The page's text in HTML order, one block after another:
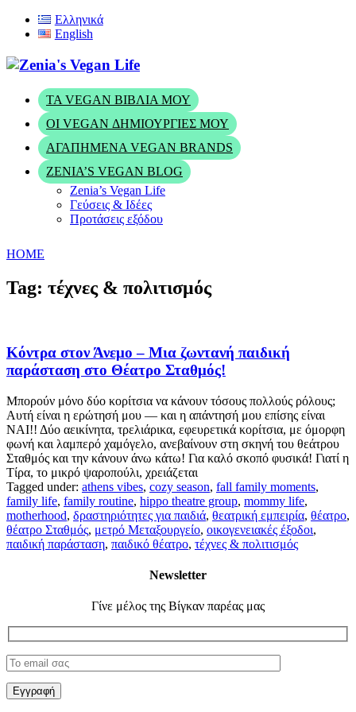
Ελληνικά
English
ΤΑ VEGAN ΒΙΒΛΊΑ ΜΟΥ
ΟΙ VEGAN ΔΗΜΙΟΥΡΓΊΕΣ ΜΟΥ
ΑΓΑΠΗΜΈΝΑ VEGAN BRANDS
ZENIA’S VEGAN BLOG
Zenia’s Vegan Life
Γεύσεις & Ιδέες
Προτάσεις εξόδου
HOME
Tag: τέχνες & πολιτισμός
Κόντρα στον Άνεμο – Μια ζωντανή παιδική
παράσταση στο Θέατρο Σταθμός!
Μπορούν μόνο δύο κορίτσια να κάνουν τόσους πολλούς ρόλους;
Αυτή είναι η ερώτησή μου — και η απάντησή μου επίσης είναι
ΝΑΙ!! Δύο αεικίνητα, τρελιάρικα, εφευρετικά κορίτσια, με όμορφη
φωνή και λαμπερό χαμόγελο, ανεβαίνουν στη σκηνή του θεάτρου
Σταθμός και την κάνουν άνω κάτω! Για καλό σκοπό φυσικά! Γιατί η
Τίρα, το μικρό ψαροπούλι, χρειάζεται
Tagged under: athens vibes, cozy season, fall family moments,
family life, family routine, hippo theatre group, mommy life,
motherhood, δραστηριότητες για παιδιά, θεατρική εμπειρία, θέατρο,
θέατρο Σταθμός, μετρό Μεταξουργείο, οικογενειακές έξοδοι,
παιδική παράσταση, παιδικό θέατρο, τέχνες & πολιτισμός
Newsletter
Γίνε μέλος της Βίγκαν παρέας μας